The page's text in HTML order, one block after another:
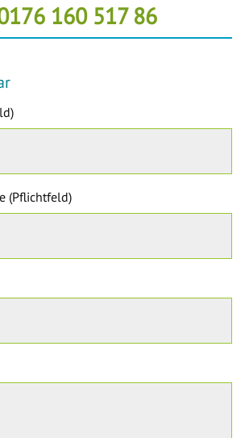
160 517 86
(Pflichtfeld)